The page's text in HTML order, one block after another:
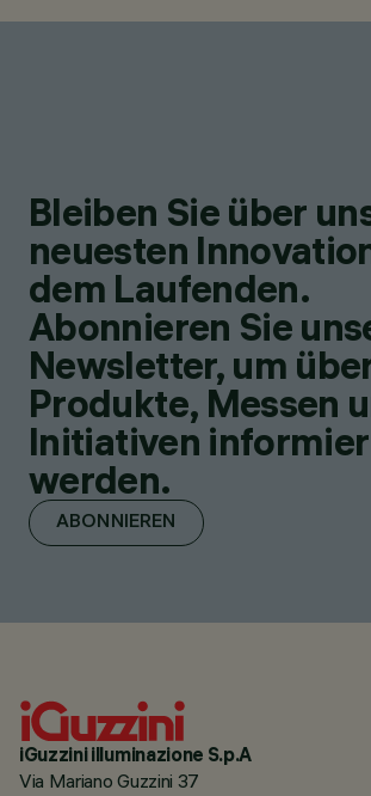
Bleiben Sie über
neuesten
dem Laufenden.
Abonnieren Sie
Newsletter, um
Produkte, Messen
Initiativen
werden.
ABONNIEREN
iGuzzini illuminazione S.p.A
Via Mariano Guzzini 37